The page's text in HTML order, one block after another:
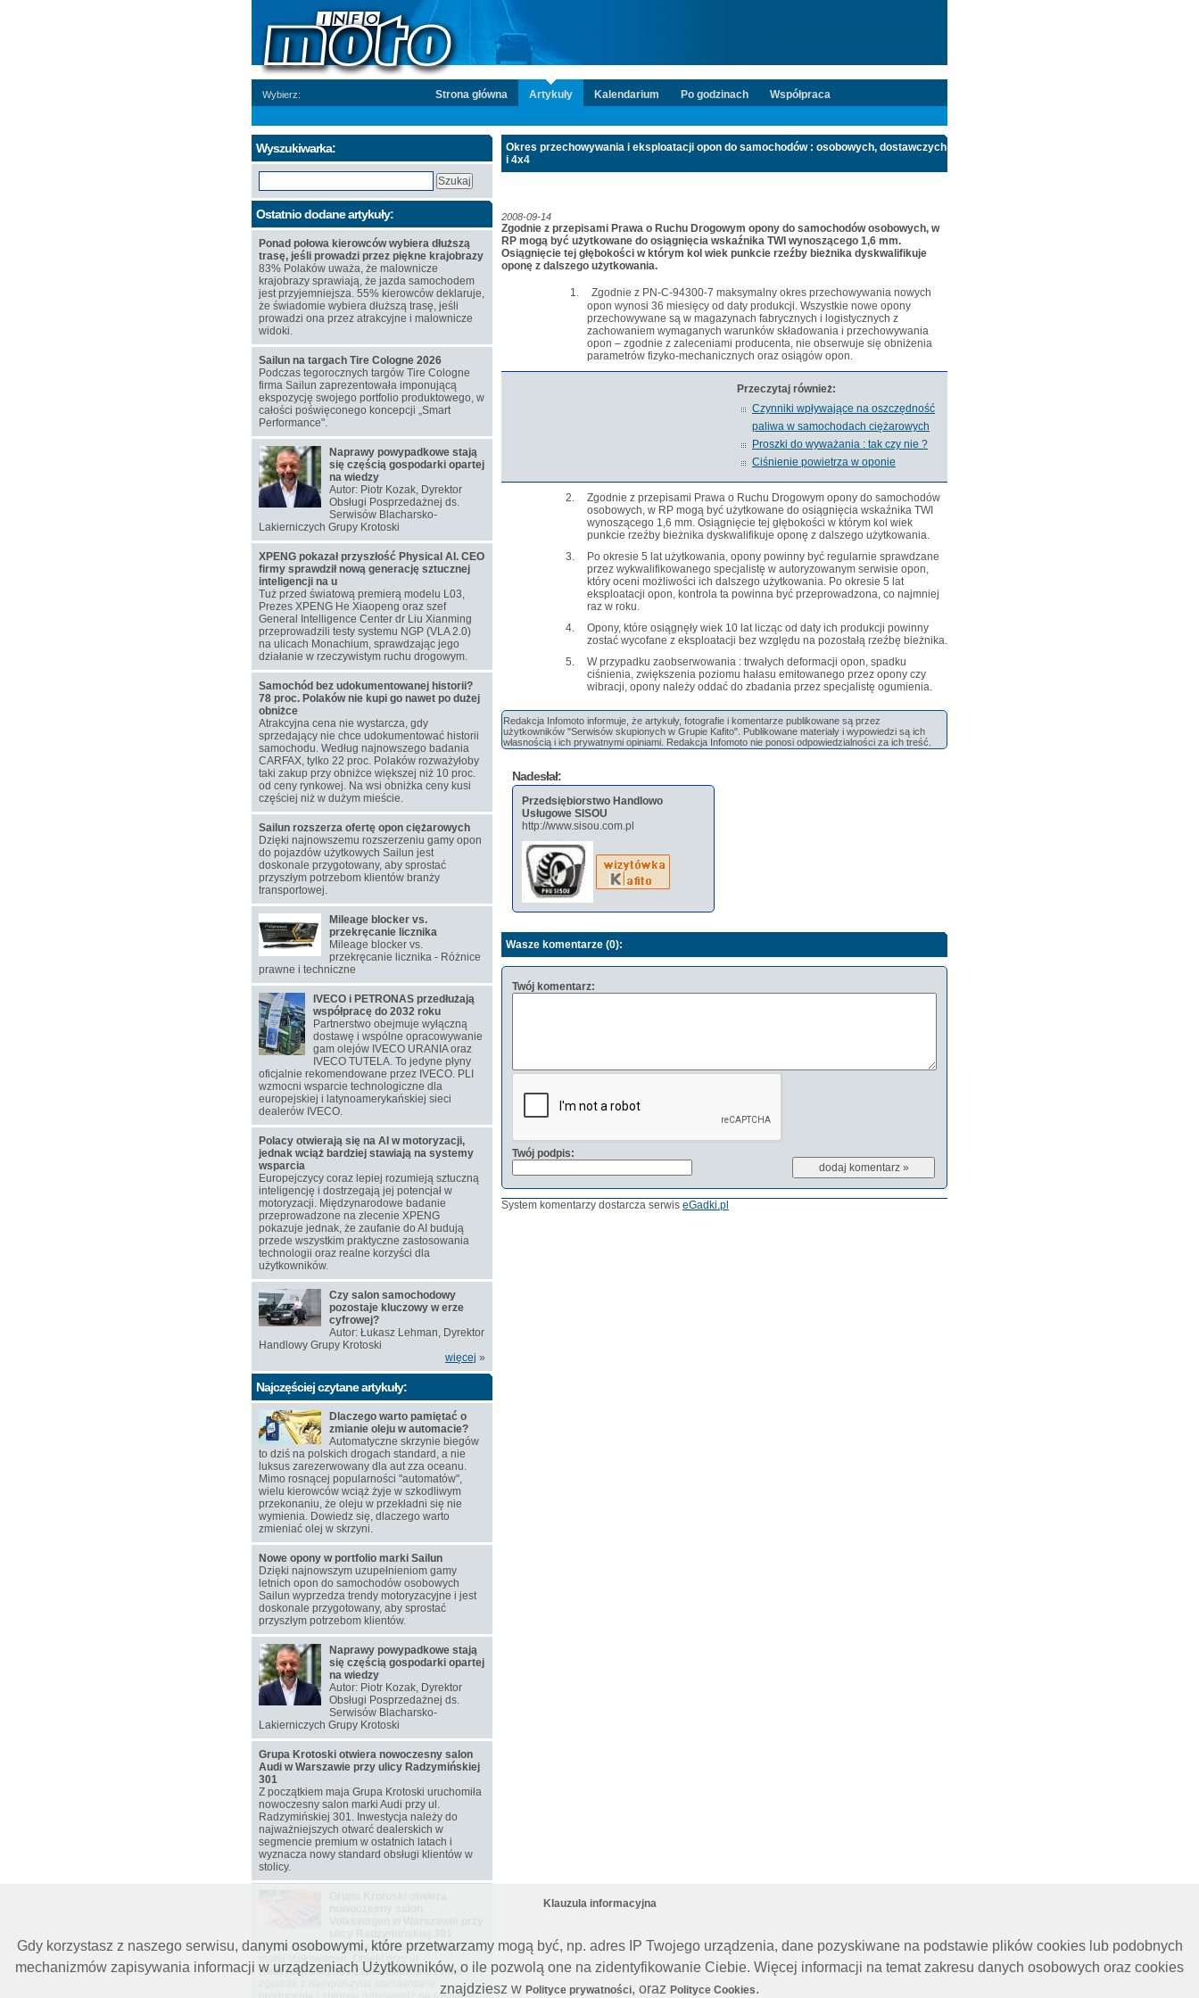
Wybierz: Strona główna Artykuły Kalendarium Po godzinach Współpraca
Okres przechowywania i eksploatacji opon do samochodów : osobowych, dostawczych
i 4x4
2008-09-14
Zgodnie z przepisami Prawa o Ruchu Drogowym opony do samochodów osobowych, w
RP mogą być użytkowane do osiągnięcia wskaźnika TWI wynoszącego 1,6 mm.
Osiągnięcie tej głębokości w którym kol wiek punkcie rzeźby bieżnika dyskwalifikuje
oponę z dalszego użytkowania.
1.
Zgodnie z PN-C-94300-7 maksymalny okres przechowywania nowych
opon wynosi 36 miesięcy od daty produkcji. Wszystkie nowe opony
przechowywane są w magazynach fabrycznych i logistycznych z
zachowaniem wymaganych warunków składowania i przechowywania
opon – zgodnie z zaleceniami producenta, nie obserwuje się obniżenia
parametrów fizyko-mechanicznych oraz osiągów opon.
Przeczytaj również:
Czynniki wpływające na oszczędność
paliwa w samochodach ciężarowych
Proszki do wyważania : tak czy nie ?
Ciśnienie powietrza w oponie
2.
Zgodnie z przepisami Prawa o Ruchu Drogowym opony do samochodów
osobowych, w RP mogą być użytkowane do osiągnięcia wskaźnika TWI
wynoszącego 1,6 mm. Osiągnięcie tej głębokości w którym kol wiek
punkcie rzeźby bieżnika dyskwalifikuje oponę z dalszego użytkowania.
3.
Po okresie 5 lat użytkowania, opony powinny być regularnie sprawdzane
przez wykwalifikowanego specjalistę w autoryzowanym serwisie opon,
który oceni możliwości ich dalszego użytkowania. Po okresie 5 lat
eksploatacji opon, kontrola ta powinna być przeprowadzona, co najmniej
raz w roku.
4.
Opony, które osiągnęły wiek 10 lat licząc od daty ich produkcji powinny
zostać wycofane z eksploatacji bez względu na pozostałą rzeźbę bieżnika.
5.
W przypadku zaobserwowania : trwałych deformacji opon, spadku
ciśnienia, zwiększenia poziomu hałasu emitowanego przez opony czy
wibracji, opony należy oddać do zbadania przez specjalistę ogumienia.
Redakcja Infomoto informuje, że artykuły, fotografie i komentarze publikowane są przez
użytkowników "Serwisów skupionych w Grupie Kafito". Publikowane materiały i wypowiedzi są ich
własnością i ich prywatnymi opiniami. Redakcja Infomoto nie ponosi odpowiedzialności za ich treść.
Nadesłał:
Przedsiębiorstwo Handlowo
Usługowe SISOU
http://www.sisou.com.pl
Wasze komentarze (0):
Twój komentarz:
Twój podpis:
System komentarzy dostarcza serwis eGadki.pl
Wyszukiwarka:
Ostatnio dodane artykuły:
Ponad połowa kierowców wybiera dłuższą
trasę, jeśli prowadzi przez piękne krajobrazy
83% Polaków uważa, że malownicze
krajobrazy sprawiają, że jazda samochodem
jest przyjemniejsza. 55% kierowców deklaruje,
że świadomie wybiera dłuższą trasę, jeśli
prowadzi ona przez atrakcyjne i malownicze
widoki.
Sailun na targach Tire Cologne 2026
Podczas tegorocznych targów Tire Cologne
firma Sailun zaprezentowała imponującą
ekspozycję swojego portfolio produktowego, w
całości poświęconego koncepcji „Smart
Performance".
Naprawy powypadkowe stają
się częścią gospodarki opartej
na wiedzy
Autor: Piotr Kozak, Dyrektor
Obsługi Posprzedażnej ds.
Serwisów Blacharsko-
Lakierniczych Grupy Krotoski
XPENG pokazał przyszłość Physical AI. CEO
firmy sprawdził nową generację sztucznej
inteligencji na u
Tuż przed światową premierą modelu L03,
Prezes XPENG He Xiaopeng oraz szef
General Intelligence Center dr Liu Xianming
przeprowadzili testy systemu NGP (VLA 2.0)
na ulicach Monachium, sprawdzając jego
działanie w rzeczywistym ruchu drogowym.
Samochód bez udokumentowanej historii?
78 proc. Polaków nie kupi go nawet po dużej
obniżce
Atrakcyjna cena nie wystarcza, gdy
sprzedający nie chce udokumentować historii
samochodu. Według najnowszego badania
CARFAX, tylko 22 proc. Polaków rozważyłoby
taki zakup przy obniżce większej niż 10 proc.
od ceny rynkowej. Na wsi obniżka ceny kusi
częściej niż w dużym mieście.
Sailun rozszerza ofertę opon ciężarowych
Dzięki najnowszemu rozszerzeniu gamy opon
do pojazdów użytkowych Sailun jest
doskonale przygotowany, aby sprostać
przyszłym potrzebom klientów branży
transportowej.
Mileage blocker vs.
przekręcanie licznika
Mileage blocker vs.
przekręcanie licznika - Różnice
prawne i techniczne
IVECO i PETRONAS przedłużają
współpracę do 2032 roku
Partnerstwo obejmuje wyłączną
dostawę i wspólne opracowywanie
gam olejów IVECO URANIA oraz
IVECO TUTELA. To jedyne płyny
oficjalnie rekomendowane przez IVECO. PLI
wzmocni wsparcie technologiczne dla
europejskiej i latynoamerykańskiej sieci
dealerów IVECO.
Polacy otwierają się na AI w motoryzacji,
jednak wciąż bardziej stawiają na systemy
wsparcia
Europejczycy coraz lepiej rozumieją sztuczną
inteligencję i dostrzegają jej potencjał w
motoryzacji. Międzynarodowe badanie
przeprowadzone na zlecenie XPENG
pokazuje jednak, że zaufanie do AI budują
przede wszystkim praktyczne zastosowania
technologii oraz realne korzyści dla
użytkowników.
Czy salon samochodowy
pozostaje kluczowy w erze
cyfrowej?
Autor: Łukasz Lehman, Dyrektor
Handlowy Grupy Krotoski
więcej »
Najczęściej czytane artykuły:
Dlaczego warto pamiętać o
zmianie oleju w automacie?
Automatyczne skrzynie biegów
to dziś na polskich drogach standard, a nie
luksus zarezerwowany dla aut zza oceanu.
Mimo rosnącej popularności "automatów",
wielu kierowców wciąż żyje w szkodliwym
przekonaniu, że oleju w przekładni się nie
wymienia. Dowiedz się, dlaczego warto
zmieniać olej w skrzyni.
Nowe opony w portfolio marki Sailun
Dzięki najnowszym uzupełnieniom gamy
letnich opon do samochodów osobowych
Sailun wyprzedza trendy motoryzacyjne i jest
doskonale przygotowany, aby sprostać
przyszłym potrzebom klientów.
Naprawy powypadkowe stają
się częścią gospodarki opartej
na wiedzy
Autor: Piotr Kozak, Dyrektor
Obsługi Posprzedażnej ds.
Serwisów Blacharsko-
Lakierniczych Grupy Krotoski
Grupa Krotoski otwiera nowoczesny salon
Audi w Warszawie przy ulicy Radzymińskiej
301
Z początkiem maja Grupa Krotoski uruchomiła
nowoczesny salon marki Audi przy ul.
Radzymińskiej 301. Inwestycja należy do
najważniejszych otwarć dealerskich w
segmencie premium w ostatnich latach i
wyznacza nowy standard obsługi klientów w
stolicy.
Grupa Krotoski otwiera w maju nowy salon
marki Volkswagen. Obiekt przy ul.
Radzymińskiej 301 zaprojektowany został
Klauzula informacyjna
Gdy korzystasz z naszego serwisu, danymi osobowymi, które przetwarzamy mogą być, np. adres IP Twojego urządzenia, dane pozyskiwane na podstawie plików cookies lub podobnych
mechanizmów zapisywania informacji w urządzeniach Użytkowników, o ile pozwolą one na zidentyfikowanie Ciebie. Więcej informacji na temat zakresu danych osobowych oraz cookies
znajdziesz w Polityce prywatności, oraz Polityce Cookies.